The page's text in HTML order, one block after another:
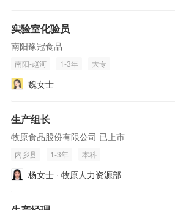
实验室化验员
南阳豫冠食品
南阳-赵河 1-3年 大专
魏女士
生产组长
牧原食品股份有限公司 已上市
内乡县 1-3年 本科
杨女士 · 牧原人力资源部